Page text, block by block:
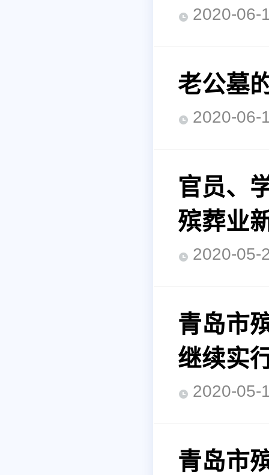
2020-
老公墓
2020-
官员、
殡葬业
2020-
青岛市
继续实
2020-
青岛市